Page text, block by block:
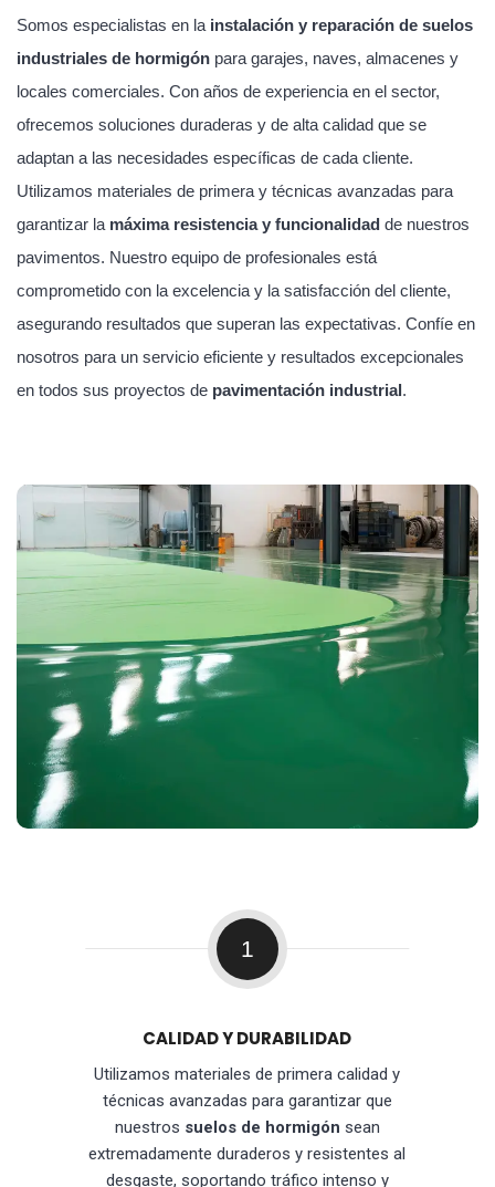
Somos especialistas en la instalación y reparación de suelos
industriales de hormigón para garajes, naves, almacenes y
locales comerciales. Con años de experiencia en el sector,
ofrecemos soluciones duraderas y de alta calidad que se
adaptan a las necesidades específicas de cada cliente.
Utilizamos materiales de primera y técnicas avanzadas para
garantizar la máxima resistencia y funcionalidad de nuestros
pavimentos. Nuestro equipo de profesionales está
comprometido con la excelencia y la satisfacción del cliente,
asegurando resultados que superan las expectativas. Confíe en
nosotros para un servicio eficiente y resultados excepcionales
en todos sus proyectos de pavimentación industrial.
1
CALIDAD Y DURABILIDAD
Utilizamos materiales de primera calidad y
técnicas avanzadas para garantizar que
nuestros suelos de hormigón sean
extremadamente duraderos y resistentes al
desgaste, soportando tráfico intenso y